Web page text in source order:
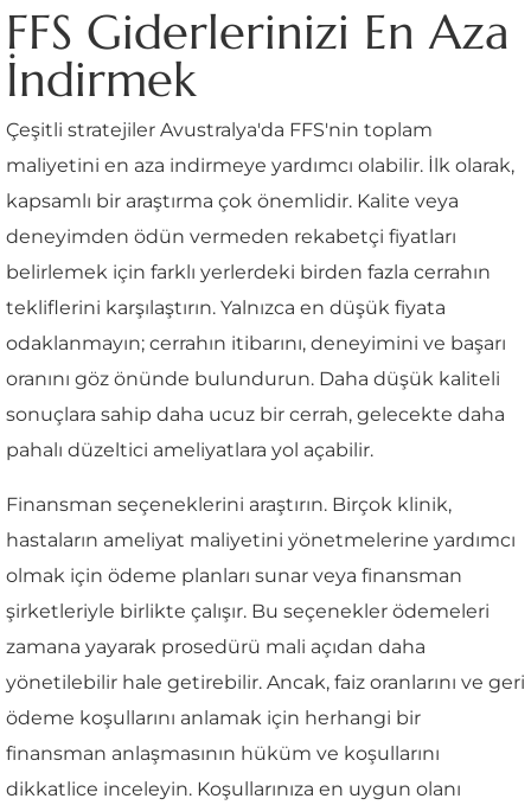
FFS Giderlerinizi En Aza
İndirmek
Çeşitli stratejiler Avustralya'da FFS'nin toplam
maliyetini en aza indirmeye yardımcı olabilir. İlk olarak,
kapsamlı bir araştırma çok önemlidir. Kalite veya
deneyimden ödün vermeden rekabetçi fiyatları
belirlemek için farklı yerlerdeki birden fazla cerrahın
tekliflerini karşılaştırın. Yalnızca en düşük fiyata
odaklanmayın; cerrahın itibarını, deneyimini ve başarı
oranını göz önünde bulundurun. Daha düşük kaliteli
sonuçlara sahip daha ucuz bir cerrah, gelecekte daha
pahalı düzeltici ameliyatlara yol açabilir.
Finansman seçeneklerini araştırın. Birçok klinik,
hastaların ameliyat maliyetini yönetmelerine yardımcı
olmak için ödeme planları sunar veya finansman
şirketleriyle birlikte çalışır. Bu seçenekler ödemeleri
zamana yayarak prosedürü mali açıdan daha
yönetilebilir hale getirebilir. Ancak, faiz oranlarını ve geri
ödeme koşullarını anlamak için herhangi bir
finansman anlaşmasının hüküm ve koşullarını
dikkatlice inceleyin. Koşullarınıza en uygun olanı